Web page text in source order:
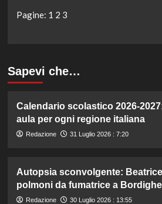
Pagine: 1 2 3
Sapevi che…
Calendario scolastico 2026-
aula per ogni regione italiana
Redazione 31 Luglio 2026 : 7:20
Autopsia sconvolgente:
polmoni da fumatrice a
Redazione 30 Luglio 2026 : 13:55